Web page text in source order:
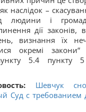
як наслідок –
людини і
дії
визнання їх
окремі закони“
5.4 пункту 5
Шевчук
Суд с требованием